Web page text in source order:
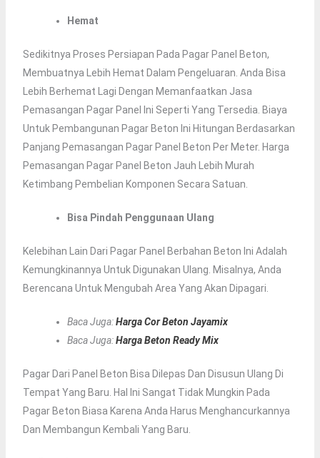
Hemat
Sedikitnya Proses Persiapan Pada Pagar Panel Beton,
Membuatnya Lebih Hemat Dalam Pengeluaran. Anda Bisa
Lebih Berhemat Lagi Dengan Memanfaatkan Jasa
Pemasangan Pagar Panel Ini Seperti Yang Tersedia. Biaya
Untuk Pembangunan Pagar Beton Ini Hitungan Berdasarkan
Panjang Pemasangan Pagar Panel Beton Per Meter. Harga
Pemasangan Pagar Panel Beton Jauh Lebih Murah
Ketimbang Pembelian Komponen Secara Satuan.
Bisa Pindah Penggunaan Ulang
Kelebihan Lain Dari Pagar Panel Berbahan Beton Ini Adalah
Kemungkinannya Untuk Digunakan Ulang. Misalnya, Anda
Berencana Untuk Mengubah Area Yang Akan Dipagari.
Baca Juga:Harga Cor Beton Jayamix
Baca Juga:Harga Beton Ready Mix
Pagar Dari Panel Beton Bisa Dilepas Dan Disusun Ulang Di
Tempat Yang Baru. Hal Ini Sangat Tidak Mungkin Pada
Pagar Beton Biasa Karena Anda Harus Menghancurkannya
Dan Membangun Kembali Yang Baru.